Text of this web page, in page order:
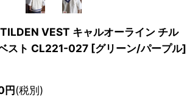
VEST キャルオーライン チル
スト CL221-027 [グリーン/パープル]
円(税別)